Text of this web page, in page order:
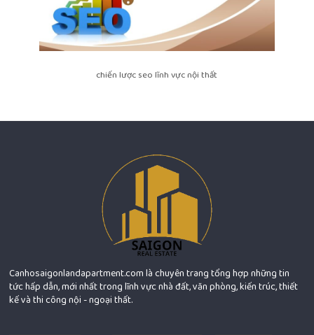
chiến lược seo lĩnh vực nội thất
Canhosaigonlandapartment.com là chuyên trang tổng hợp những tin
tức hấp dẫn, mới nhất trong lĩnh vực nhà đất, văn phòng, kiến trúc, thiết
kế và thi công nội - ngoại thất.